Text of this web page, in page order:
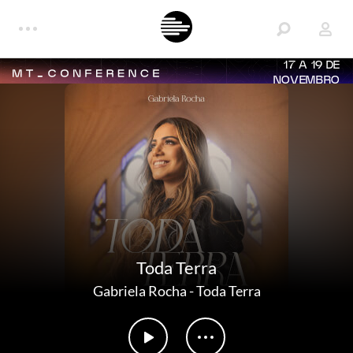
17 A 19 DE
NOVEMBRO
Toda Terra
Gabriela Rocha-Toda Terra